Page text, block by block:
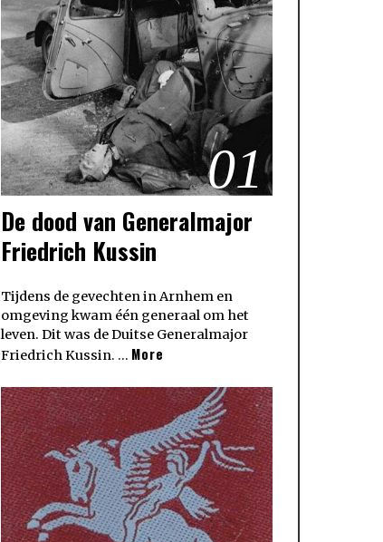
01
De dood van Generalmajor
Friedrich Kussin
Tijdens de gevechten in Arnhem en
omgeving kwam één generaal om het
leven. Dit was de Duitse Generalmajor
Friedrich Kussin. … More